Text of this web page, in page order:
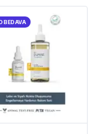
BEDAVA